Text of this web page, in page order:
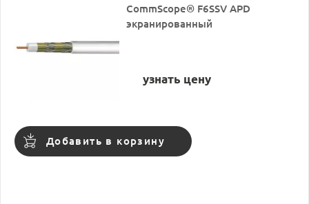
CommScope® F6SSV APD
экранированный
узнать цену
Добавить в корзину